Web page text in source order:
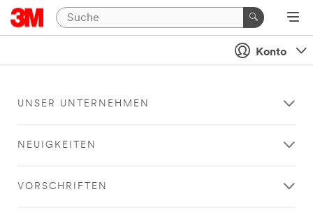
Konto
UNSER UNTERNEHMEN
NEUIGKEITEN
VORSCHRIFTEN